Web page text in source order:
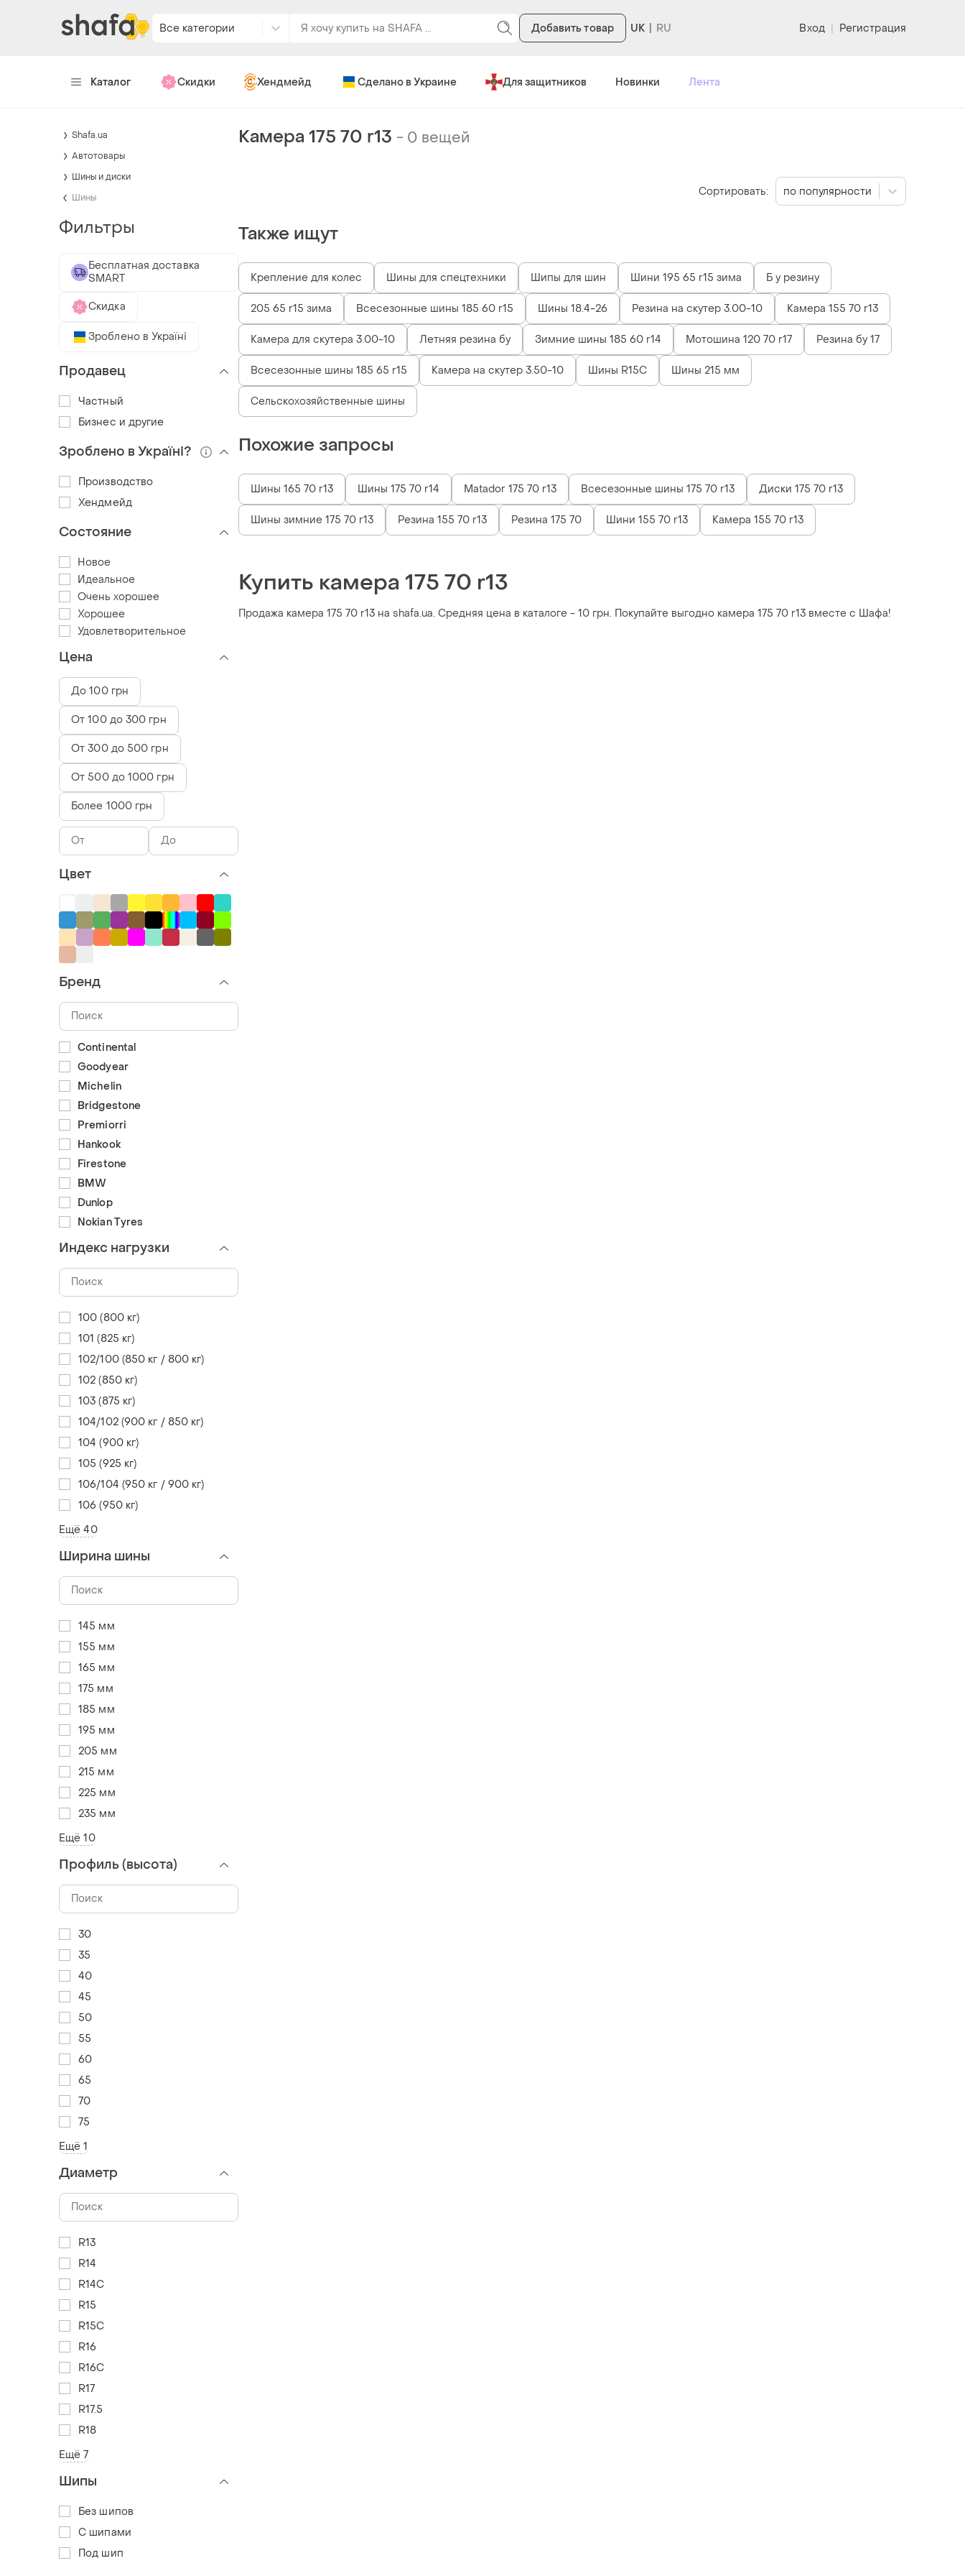
Все категории Добавить товар UK Вход | Регистрация
Каталог Скидки Хендмейд Сделано в Украине Для защитников Новинки Лента
Камера 175 70 r13 - 0 вещей
Также ищут
Крепление для колес Шины для спецтехники Шипы для шин Шини 195 65 r15 зима Б у резину
205 65 r15 зима Всесезонные шины 185 60 r15 Шины 18.4-26 Резина на скутер 3.00-10 Камера 155 70 r13
Камера для скутера 3.00-10 Летняя резина бу Зимние шины 185 60 r14 Мотошина 120 70 r17 Резина бу 17
Всесезонные шины 185 65 r15 Камера на скутер 3.50-10 Шины R15C Шины 215 мм
Сельскохозяйственные шины
Похожие запросы
Шины 165 70 r13 Шины 175 70 r14 Matador 175 70 r13 Всесезонные шины 175 70 r13 Диски 175 70 r13
Шины зимние 175 70 r13 Резина 155 70 r13 Резина 175 70 Шини 155 70 r13 Камера 155 70 r13
Купить камера 175 70 r13
Продажа камера 175 70 r13 на shafa.ua. Средняя цена в каталоге - 10 грн. Покупайте выгодно камера 175 70 r13 вместе с Шафа!
Сортировать: по популярности
Shafa.ua
Автотовары
Шины и диски
Шины
Фильтры
Бесплатная доставка
SMART
Скидка
Зроблено в Україні
Продавец
Частный
Бизнес и другие
Зроблено в Україні?
Производство
Хендмейд
Состояние
Новое
Идеальное
Очень хорошее
Хорошее
Удовлетворительное
Цена
До 100 грн
От 100 до 300 грн
От 300 до 500 грн
От 500 до 1000 грн
Более 1000 грн
Цвет
Бренд
Continental
Goodyear
Michelin
Bridgestone
Premiorri
Hankook
Firestone
BMW
Dunlop
Nokian Tyres
Индекс нагрузки
100 (800 кг)
101 (825 кг)
102/100 (850 кг / 800 кг)
102 (850 кг)
103 (875 кг)
104/102 (900 кг / 850 кг)
104 (900 кг)
105 (925 кг)
106/104 (950 кг / 900 кг)
106 (950 кг)
Ещё 40
Ширина шины
145 мм
155 мм
165 мм
175 мм
185 мм
195 мм
205 мм
215 мм
225 мм
235 мм
Ещё 10
Профиль (высота)
30
35
40
45
50
55
60
65
70
75
Ещё 1
Диаметр
R13
R14
R14C
R15
R15C
R16
R16C
R17
R17.5
R18
Ещё 7
Шипы
Без шипов
С шипами
Под шип